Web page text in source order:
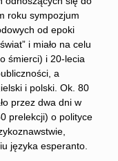
roku sympozjum
od epoki
i miało na celu
śmierci) i 20-lecia
a
i polski. Ok. 80
przez dwa dni w
prelekcji) o polityce
języka esperanto.